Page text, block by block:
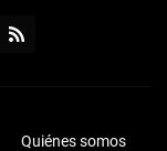
Quiénes somos